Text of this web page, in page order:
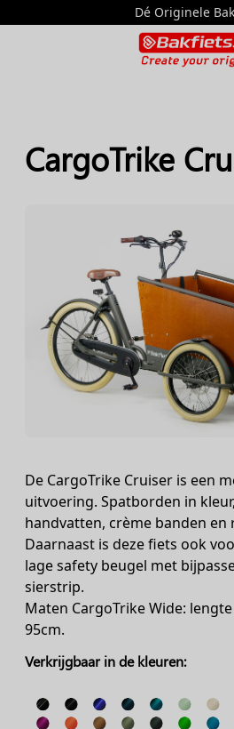
Dé Originele
CargoTrike
De CargoTrike Cruiser is een
uitvoering. Spatborden in
handvatten, crème banden
Daarnaast is deze fiets ook
lage safety beugel met
sierstrip.
Maten CargoTrike Wide:
95cm.
Verkrijgbaar in de kleuren: